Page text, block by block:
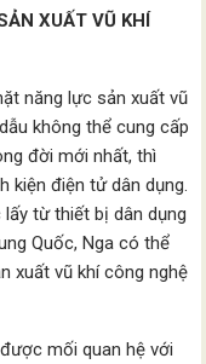
XUẤT VŨ KHÍ
năng lực sản xuất vũ
không thể cung cấp
đời mới nhất, thì
kiện điện tử dân dụng.
từ thiết bị dân dụng
Quốc, Nga có thể
xuất vũ khí công nghệ
mối quan hệ với